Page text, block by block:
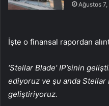
Ağustos
İşte o finansal rapordan
‘Stellar Blade’ IP’sinin
ediyoruz ve şu anda Stellar
geliştiriyoruz.